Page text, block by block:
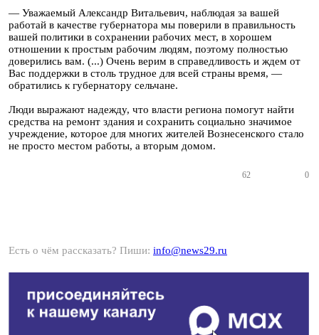
— Уважаемый Александр Витальевич, наблюдая за вашей
работай в качестве губернатора мы поверили в правильность
вашей политики в сохранении рабочих мест, в хорошем
отношении к простым рабочим людям, поэтому полностью
доверились вам. (...) Очень верим в справедливость и ждем от
Вас поддержки в столь трудное для всей страны время, —
обратились к губернатору сельчане.
Люди выражают надежду, что власти региона помогут найти
средства на ремонт здания и сохранить социально значимое
учреждение, которое для многих жителей Вознесенского стало
не просто местом работы, а вторым домом.
62 0
Есть о чём рассказать? Пиши: info@news29.ru